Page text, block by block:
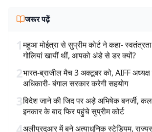
जरूर पढ़ें
1महुआ मोईत्रा से सुप्रीम कोर्ट ने कहा-
गोलियां खायीं थीं, आपको अंडे से डर क्यों?
2भारत-ब्राजील मैच 3 अक्टूबर को, AIFF
अधिकारी- बंगाल सरकार करेगी सहयोग
3विदेश जाने की जिद पर अड़े अभिषेक बनर्जी,
इनकार के बाद फिर पहुंचे सुप्रीम कोर्ट
अलीपुरदुआर में बने अत्याधुनिक स्टेडियम,